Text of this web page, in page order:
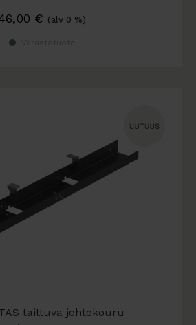
€ (alv 0 %)
taittuva johtokouru